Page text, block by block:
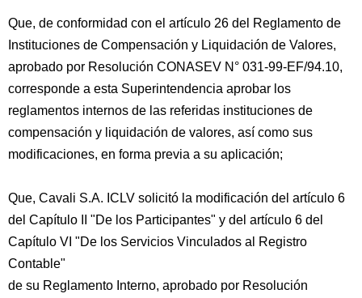
Que, de conformidad con el artículo 26 del Reglamento de
Instituciones de Compensación y Liquidación de Valores,
aprobado por Resolución CONASEV N° 031-99-EF/94.10,
corresponde a esta Superintendencia aprobar los
reglamentos internos de las referidas instituciones de
compensación y liquidación de valores, así como sus
modificaciones, en forma previa a su aplicación;
Que, Cavali S.A. ICLV solicitó la modificación del artículo 6
del Capítulo II "De los Participantes" y del artículo 6 del
Capítulo VI "De los Servicios Vinculados al Registro
Contable"
de su Reglamento Interno, aprobado por Resolución